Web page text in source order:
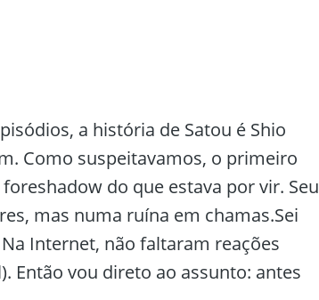
a história de Satou é Shio
Como suspeitavamos, o primeiro
do que estava por vir. Seu
mas numa ruína em chamas.Sei
Internet, não faltaram reações
Então vou direto ao assunto: antes